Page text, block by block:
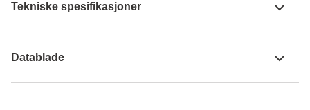
Tekniske spesifikasjoner
Datablade